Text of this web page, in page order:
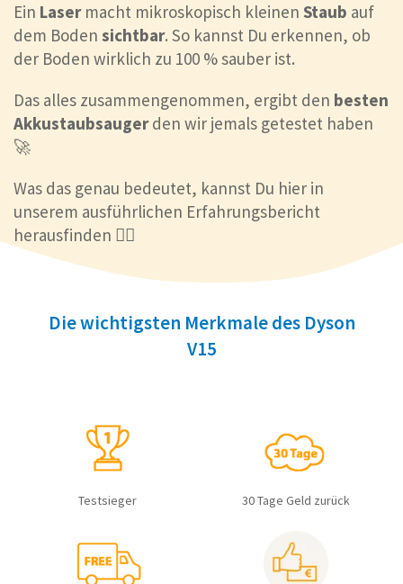
Ein Lasermacht mikroskopisch kleinen Staub auf
dem Boden sichtbar. So kannst Du erkennen, ob
der Boden wirklich zu 100 % sauber ist.
Das alles zusammengenommen, ergibt den besten
Akkustaubsaugerden wir jemals getestet haben
🚀
Was das genau bedeutet, kannst Du hier in
unserem ausführlichen Erfahrungsbericht
herausfinden 👇🏼
Die wichtigsten Merkmale des Dyson
V15
Testsieger 30 Tage Geld zurück